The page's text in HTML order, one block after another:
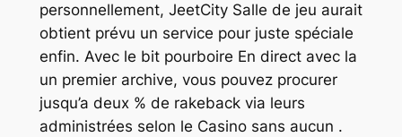
personnellement, JeetCity Salle de jeu aurait
obtient prévu un service pour juste spéciale
enfin. Avec le bit pourboire En direct avec la
un premier archive, vous pouvez procurer
jusqu’a deux % de rakeback via leurs
administrées selon le Casino sans aucun .